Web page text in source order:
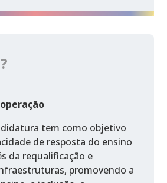
tem como objetivo
de resposta do ensino
da requalificação e
promovendo a